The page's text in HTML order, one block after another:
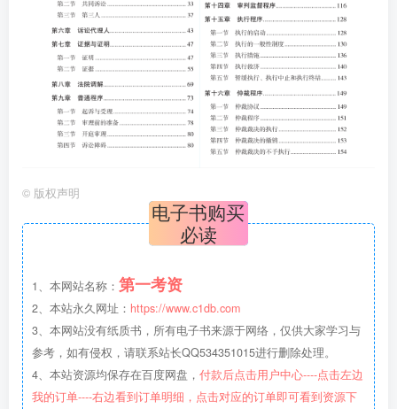
© 版权声明
电子书购买
必读
1、本网站名称： 第一考资
2、本站永久网址： https://www.c1db.com
3、本网站没有纸质书，所有电子书来源于网络，仅供大家学习与
参考，如有侵权，请联系站长QQ534351015进行删除处理。
4、本站资源均保存在百度网盘， 付款后点击用户中心----点击左边
我的订单----右边看到订单明细，点击对应的订单即可看到资源下